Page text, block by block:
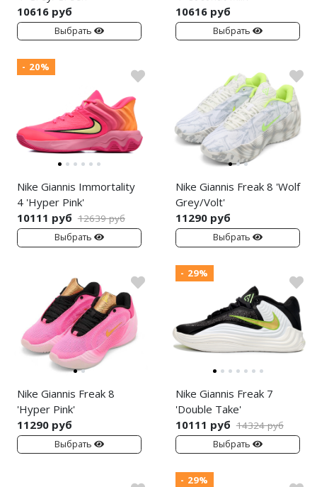
10616 руб
Выбрать
10616 руб
Выбрать
- 20%
Nike Giannis Immortality
4 'Hyper Pink'
10111 руб 12639 руб
Выбрать
Nike Giannis Freak 8 'Wolf
Grey/Volt'
11290 руб
Выбрать
Nike Giannis Freak 8
'Hyper Pink'
11290 руб
Выбрать
- 29%
Nike Giannis Freak 7
'Double Take'
10111 руб 14324 руб
Выбрать
- 29%
Jordan Tatum
Air Jordan 312
Air Jordan 40
Air Jordan 39
Air Jordan 38
Air Jordan 37
Air Jordan 36
Air Jordan 1
Air Jordan 4
Air Jordan 5
Air Jordan 6
Air Jordan 7
Air Jordan 10
Air Jordan 11
adidas Samba
adidas Gazelle
adidas Handball
adidas Adistar
adidas adiFOM
adidas Adizero
adidas Harden
adidas Dame
Adidas Yeezy Boost 350 V2